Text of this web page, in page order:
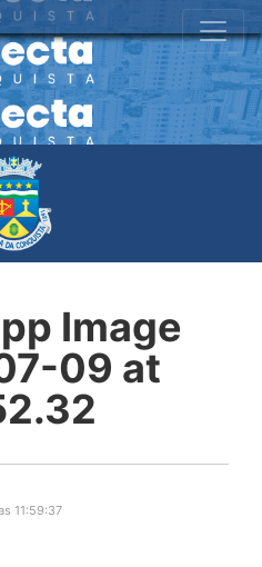
Image
09 at
11:59:37